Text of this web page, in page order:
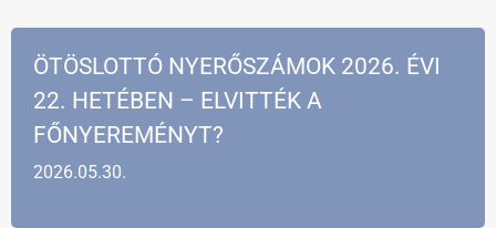
2026.05.30.
ÖTÖSLOTTÓ NYERŐSZÁMOK 2026. ÉVI
22. HETÉBEN – ELVITTÉK A
FŐNYEREMÉNYT?